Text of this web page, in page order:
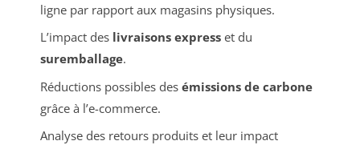
ligne par rapport aux magasins physiques.
L’impact des livraisons expresset du
suremballage.
Réductions possibles des émissions de carbone
grâce à l’e-commerce.
Analyse des retours produits et leur impact